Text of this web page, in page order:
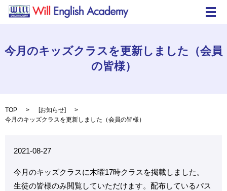
メ
今月のキッズクラスを更新しました（会員
の皆様）
TOP [お知らせ]
今月のキッズクラスを更新しました（会員の皆様）
2021-08-27
今月のキッズクラスに木曜17時クラスを掲載しました。
生徒の皆様のみ閲覧していただけます。配布しているパス